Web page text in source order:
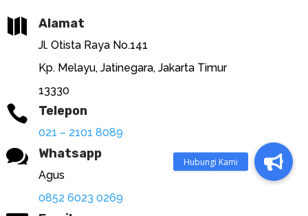
 Alamat
Jl. Otista Raya No.141
Kp. Melayu, Jatinegara, Jakarta Timur
13330
 Telepon
021 – 2101 8089
 Whatsapp
Agus
0852 6023 0269